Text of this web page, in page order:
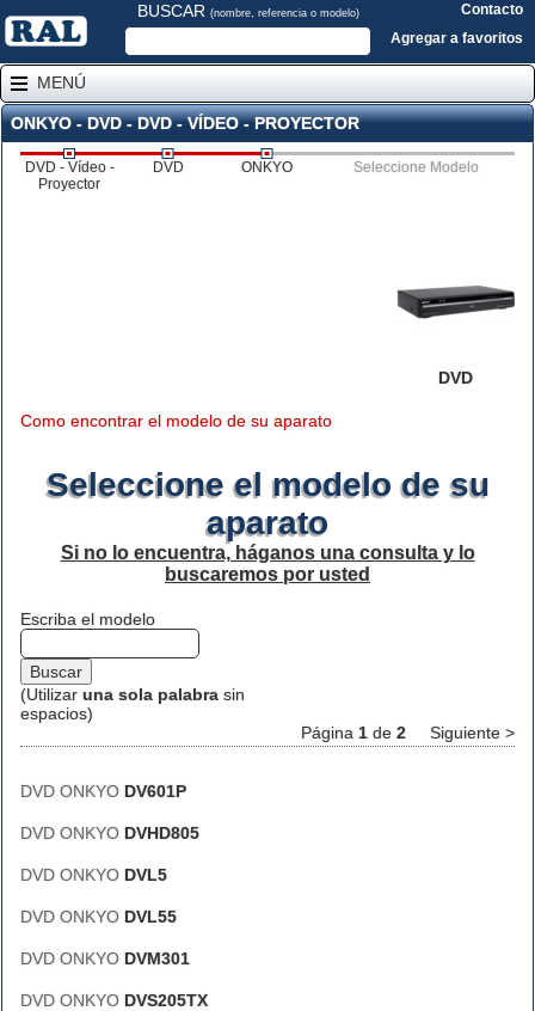
BUSCAR (nombre, referencia o modelo)
Contacto
Agregar a favoritos
MENÚ
ONKYO - DVD - DVD - VÍDEO - PROYECTOR
DVD - Vídeo -
Proyector
DVD ONKYO Seleccione Modelo
DVD
Como encontrar el modelo de su aparato
Seleccione el modelo de su
aparato
Si no lo encuentra, háganos una consulta y lo
buscaremos por usted
Escriba el modelo
(Utilizar una sola palabra sin
espacios)
Página 1 de 2 Siguiente >
DVD ONKYO DV601P
DVD ONKYO DVHD805
DVD ONKYO DVL5
DVD ONKYO DVL55
DVD ONKYO DVM301
DVD ONKYO DVS205TX